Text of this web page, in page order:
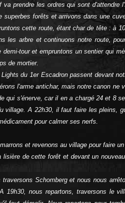
prendre les ordres qui sont d'attendre
superbes forêts et arrivons dans une
cette route, étant char de tête : à
les arbre et continuons notre route,
et empruntons un sentier qui
de mortier.
du 1er Escadron passent devant
l'arme antichar, mais notre canon
qui s'énerve, car il en a chargé 24 et 8
village. A 22h30, il faut faire les pleins,
pour calmer ses nerfs.
et revenons au village pour faire
de cette forêt et devant un
Schomberg et nous nous
19h30, nous repartons, traversons le